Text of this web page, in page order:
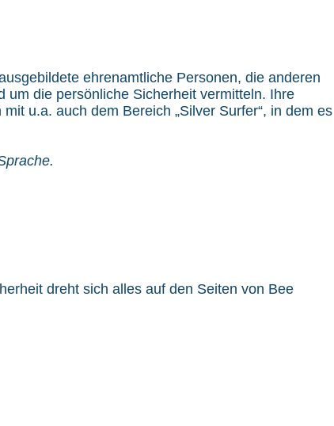
ehrenamtliche Personen, die anderen
um die persönliche Sicherheit vermitteln. Ihre
u.a. auch dem Bereich „Silver Surfer“, in dem es
dreht sich alles auf den Seiten von Bee